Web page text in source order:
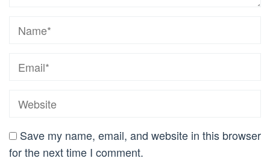
Save my name, email, and website in this browser
for the next time I comment.